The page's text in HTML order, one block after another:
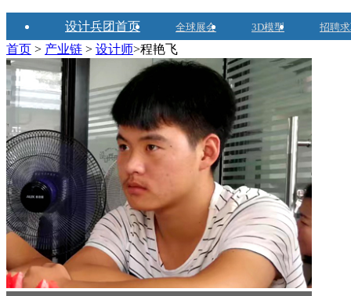
设计兵团首页 全球展会 3D模型 招聘
首页 > 产业链 > 设计师>程艳飞